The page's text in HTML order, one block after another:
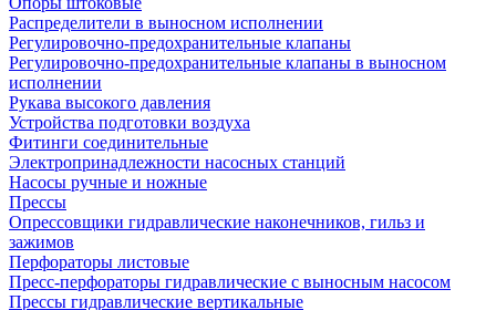
Распределители в выносном исполнении
Регулировочно-предохранительные клапаны
Регулировочно-предохранительные клапаны в выносном
исполнении
Рукава высокого давления
Устройства подготовки воздуха
Фитинги соединительные
Электропринадлежности насосных станций
Насосы ручные и ножные
Прессы
Опрессовщики гидравлические наконечников, гильз и
зажимов
Перфораторы листовые
Пресс-перфораторы гидравлические с выносным насосом
Прессы гидравлические вертикальные